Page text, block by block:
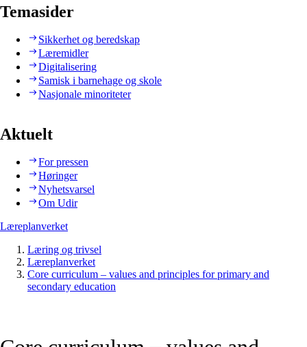
Temasider
Sikkerhet og beredskap
Læremidler
Digitalisering
Samisk i barnehage og skole
Nasjonale minoriteter
Aktuelt
For pressen
Høringer
Nyhetsvarsel
Om Udir
Læreplanverket
Læring og trivsel
Læreplanverket
Core curriculum – values and principles for primary and
secondary education